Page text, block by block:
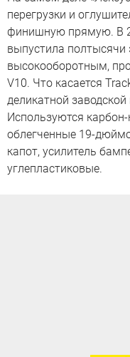
перегрузки и
финишную прямую. В
выпустила полтысячи
высокооборотным,
V10. Что касается
деликатной заводской
Используются
облегченные 19-
капот, усилитель
углепластиковые.